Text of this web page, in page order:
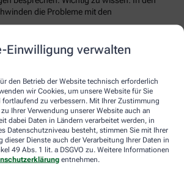
Einwilligung verwalten
den Betrieb der Website technisch erforderlich
wir Cookies, um unsere Website für Sie
zu verbessern. Mit Ihrer Zustimmung
Ihrer Verwendung unserer Website auch an
dabei Daten in Ländern verarbeitet werden, in
Datenschutzniveau besteht, stimmen Sie mit Ihrer
Dienste auch der Verarbeitung Ihrer Daten in
49 Abs. 1 lit. a DSGVO zu. Weitere Informationen
entnehmen.
die Probleme mit den
erfolgreiche Behandlung ist allerdings
auch als solche erkannt wird.
lassen. Und sich auf keinen Fall
normal.